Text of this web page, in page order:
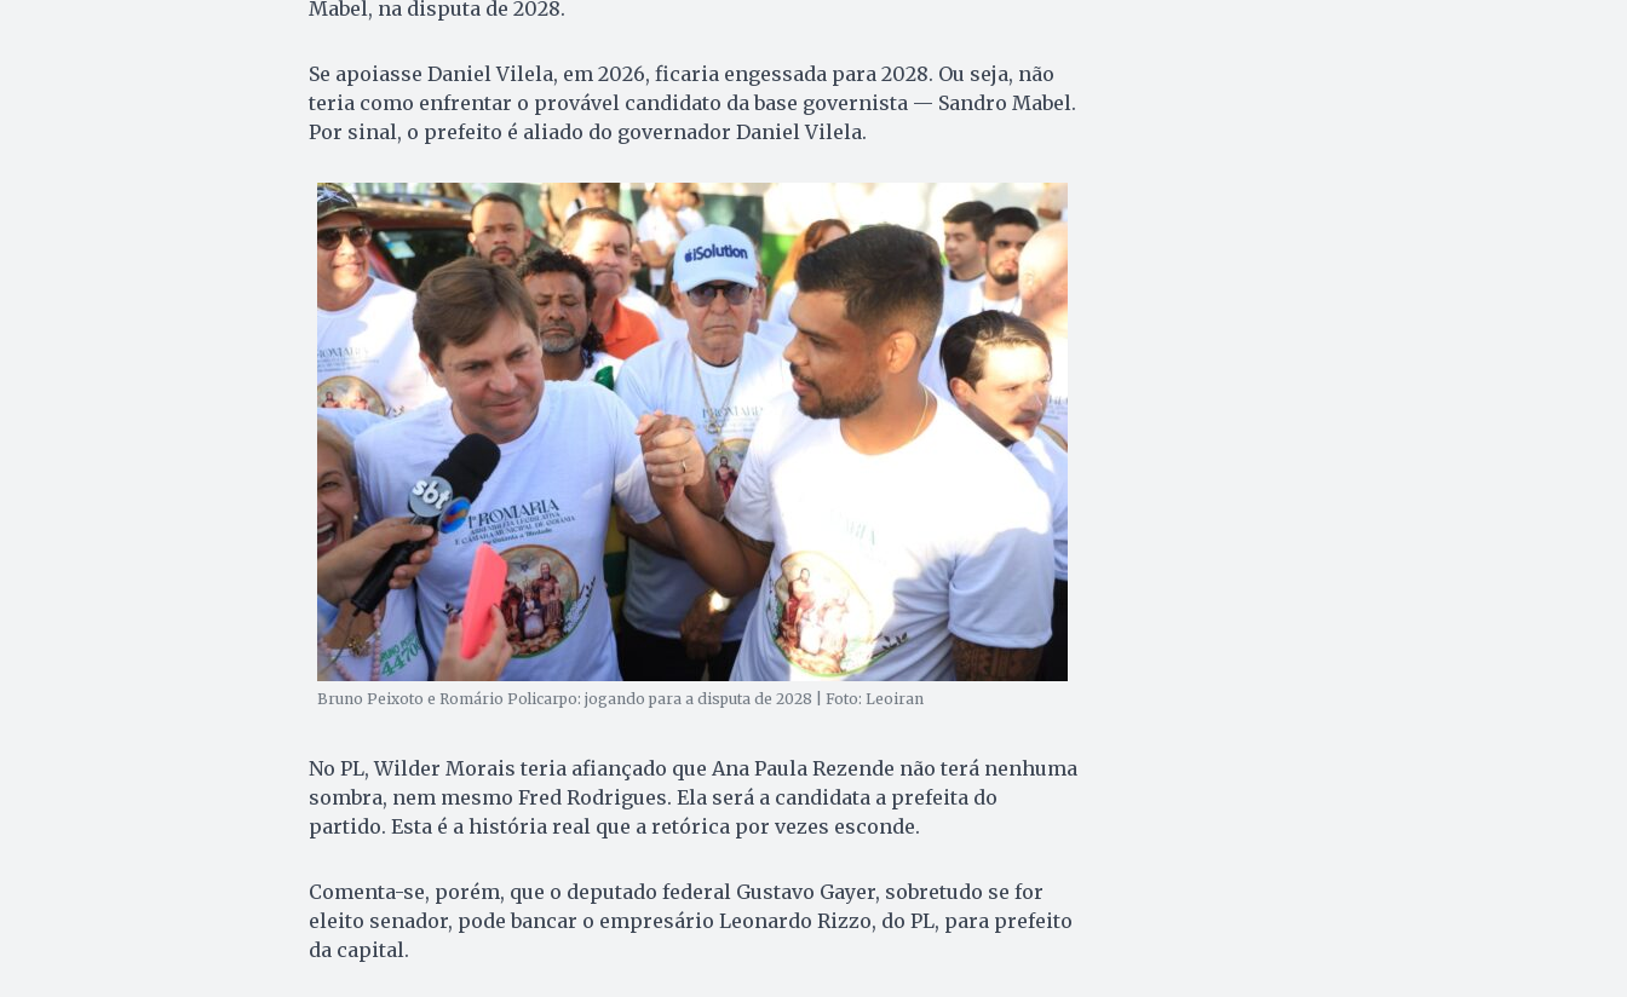
Mabel, na disputa de 2028.
Se apoiasse Daniel Vilela, em 2026, ficaria engessada para 2028. Ou seja, não
teria como enfrentar o provável candidato da base governista — Sandro Mabel.
Por sinal, o prefeito é aliado do governador Daniel Vilela.
Bruno Peixoto e Romário Policarpo: jogando para a disputa de 2028 | Foto: Leoiran
No PL, Wilder Morais teria afiançado que Ana Paula Rezende não terá nenhuma
sombra, nem mesmo Fred Rodrigues. Ela será a candidata a prefeita do
partido. Esta é a história real que a retórica por vezes esconde.
Comenta-se, porém, que o deputado federal Gustavo Gayer, sobretudo se for
eleito senador, pode bancar o empresário Leonardo Rizzo, do PL, para prefeito
da capital.